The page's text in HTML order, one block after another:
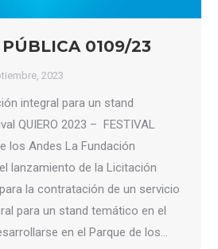
0109/23
2023
integral para un stand
QUIERO 2023 – FESTIVAL
los Andes La Fundación
lanzamiento de la Licitación
la contratación de un servicio
para un stand temático en el
en el Parque de los…